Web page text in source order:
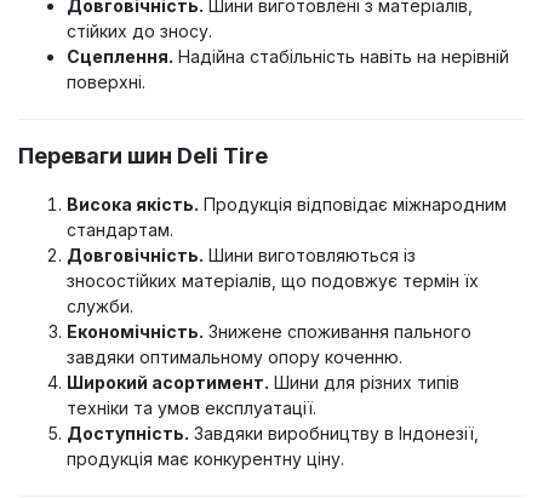
Довговічність. Шини виготовлені з матеріалів,
стійких до зносу.
Сцеплення. Надійна стабільність навіть на нерівній
поверхні.
Переваги шин Deli Tire
Висока якість. Продукція відповідає міжнародним
стандартам.
Довговічність. Шини виготовляються із
зносостійких матеріалів, що подовжує термін їх
служби.
Економічність. Знижене споживання пального
завдяки оптимальному опору коченню.
Широкий асортимент. Шини для різних типів
техніки та умов експлуатації.
Доступність. Завдяки виробництву в Індонезії,
продукція має конкурентну ціну.